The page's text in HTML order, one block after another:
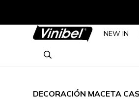
NEW IN
DECORACIÓN MACETA